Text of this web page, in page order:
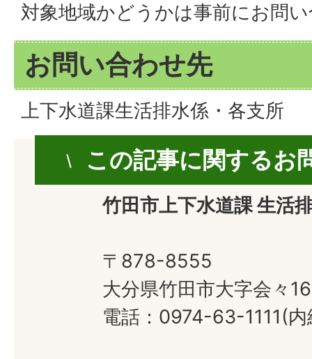
対象地域かどうかは事前にお問
お問い合わせ先
上下水道課生活排水係・各支所
この記事に関するお
竹田市上下水道課 生活
〒878-8555
大分県竹田市大字会々
電話：0974-63-1111(